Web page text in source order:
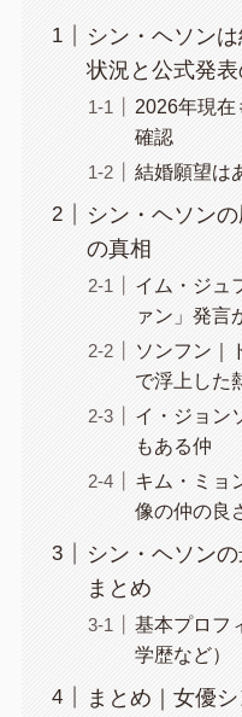
シン・ヘソン
状況と公式発
2026年現在
確認
結婚願望は
シン・ヘソン
の真相
イム・ジュ
ァン」発言
ソンフン｜
で浮上した
イ・ジョン
もある仲
キム・ミョ
像の仲の良
シン・ヘソン
まとめ
基本プロフ
学歴など）
まとめ｜女優